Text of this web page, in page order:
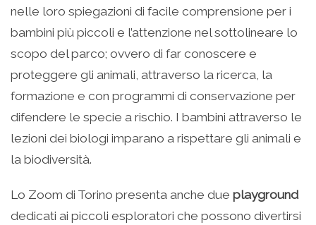
nelle loro spiegazioni di facile comprensione per i
bambini più piccoli e l’attenzione nel sottolineare lo
scopo del parco; ovvero di far conoscere e
proteggere gli animali, attraverso la ricerca, la
formazione e con programmi di conservazione per
difendere le specie a rischio. I bambini attraverso le
lezioni dei biologi imparano a rispettare gli animali e
la biodiversità.
Lo Zoom di Torino presenta anche due playground
dedicati ai piccoli esploratori che possono divertirsi